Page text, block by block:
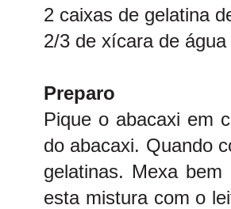
2 caixas de gelatina
2/3 de xícara de água
Preparo
Pique o abacaxi em
do abacaxi. Quando
gelatinas. Mexa
esta mistura com o